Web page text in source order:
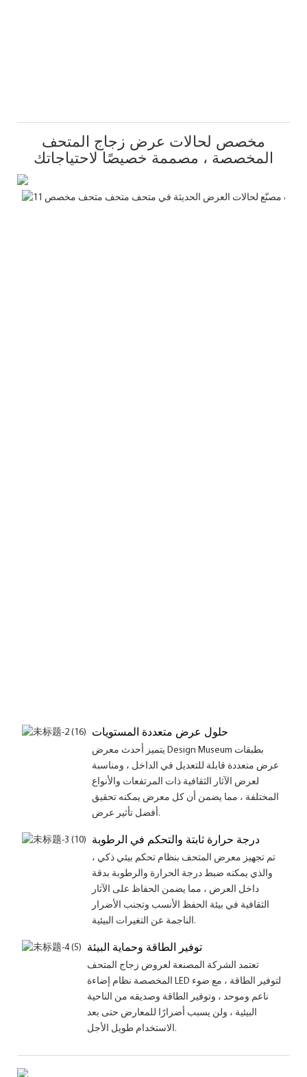
مخصص لحالات عرض زجاج المتحف
المخصصة ، مصممة خصيصًا لاحتياجاتك
حلول عرض متعددة المستويات
يتميز أحدث معرض Design Museum بطبقات
عرض متعددة قابلة للتعديل في الداخل ، ومناسبة
لعرض الآثار الثقافية ذات المرتفعات والأنواع
المختلفة ، مما يضمن أن كل معرض يمكنه تحقيق
أفضل تأثير عرض.
درجة حرارة ثابتة والتحكم في الرطوبة
تم تجهيز معرض المتحف بنظام تحكم بيئي ذكي ،
والذي يمكنه ضبط درجة الحرارة والرطوبة بدقة
داخل العرض ، مما يضمن الحفاظ على الآثار
الثقافية في بيئة الحفظ الأنسب وتجنب الأضرار
الناجمة عن التغيرات البيئية.
توفير الطاقة وحماية البيئة
تعتمد الشركة المصنعة لعروض زجاج المتحف
المخصصة نظام إضاءة LED لتوفير الطاقة ، مع ضوء
ناعم وموحد ، وتوفير الطاقة وصديقه من الناحية
البيئية ، ولن يسبب أضرارًا للمعارض حتى بعد
الاستخدام طويل الأجل.